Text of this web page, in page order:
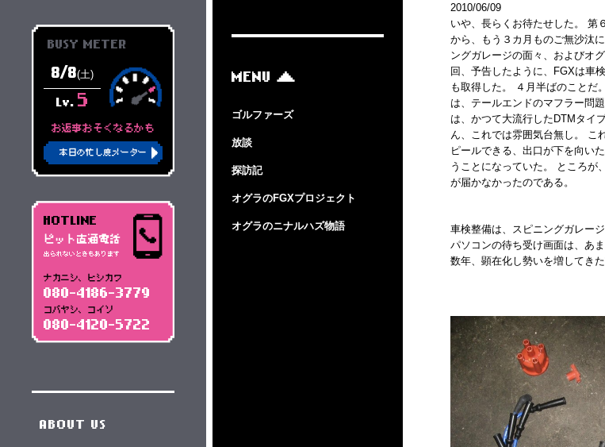
MENU
ゴルファーズ
放談
探訪記
オグラのFGXプロジェクト
オグラのニナルハズ物語
2010/06/09
いや、長らくお待たせした。 第
から、もう３カ月ものご無沙汰
ングガレージの面々、およびオ
回、予告したように、FGXは車
も取得した。 ４月半ばのことだ
は、テールエンドのマフラー問
は、かつて大流行したDTMタイ
ん、これでは雰囲気台無し。 こ
ピールできる、出口が下を向い
うことになっていた。 ところが
が届かなかったのである。
車検整備は、スピニングガレー
パソコンの待ち受け画面は、あ
数年、顕在化し勢いを増してきた
BUSY METER
8/8(土)
Lv. 5
お返事おそくなるかも
本日の忙し度メーター
HOTLINE
ピット直通電話
出られないときもあります
ナカニシ、ヒシカワ
080-4186-3779
コバヤシ、コイソ
080-4120-5722
ABOUT US